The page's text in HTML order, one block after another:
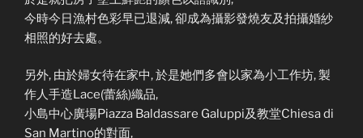
今時今日漁村色彩早已退減, 卻成為攝影發燒友及拍攝婚紗
相照的好去處。
另外, 由於婦女待在家中, 於是她們多會以家為小工作坊, 製
作人手造Lace(蕾絲)織品,
小島中心廣場Piazza Baldassare Galuppi及教堂Chiesa di
San Martino的對面,